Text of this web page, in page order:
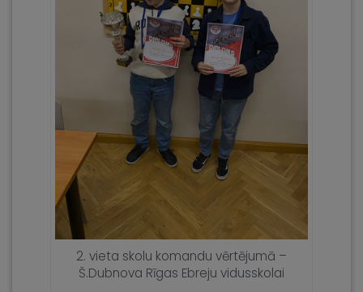
2. vieta skolu komandu vērtējumā –
Š.Dubnova Rīgas Ebreju vidusskolai